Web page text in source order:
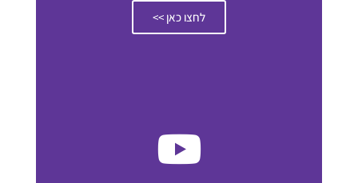
לחצו כאן >>